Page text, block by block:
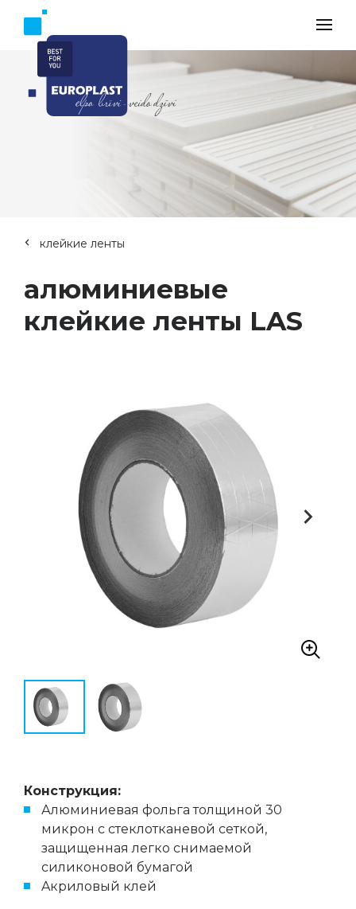
клейкие ленты
aлюминиевые
клейкие ленты LAS
Конструкция:
Алюминиевая фольга толщиной 30
микрон с стеклотканевой сеткой,
защищенная легко снимаемой
силиконовой бумагой
Aкриловый клей